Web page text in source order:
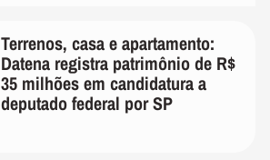
Terrenos, casa e apartamento:
Datena registra patrimônio de R$
35 milhões em candidatura a
deputado federal por SP